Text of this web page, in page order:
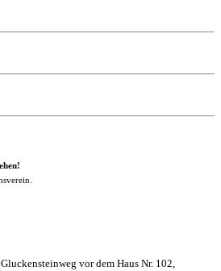
vor dem Haus Nr. 102,